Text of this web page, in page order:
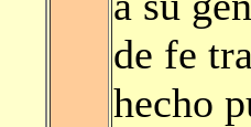
de fe
hecho